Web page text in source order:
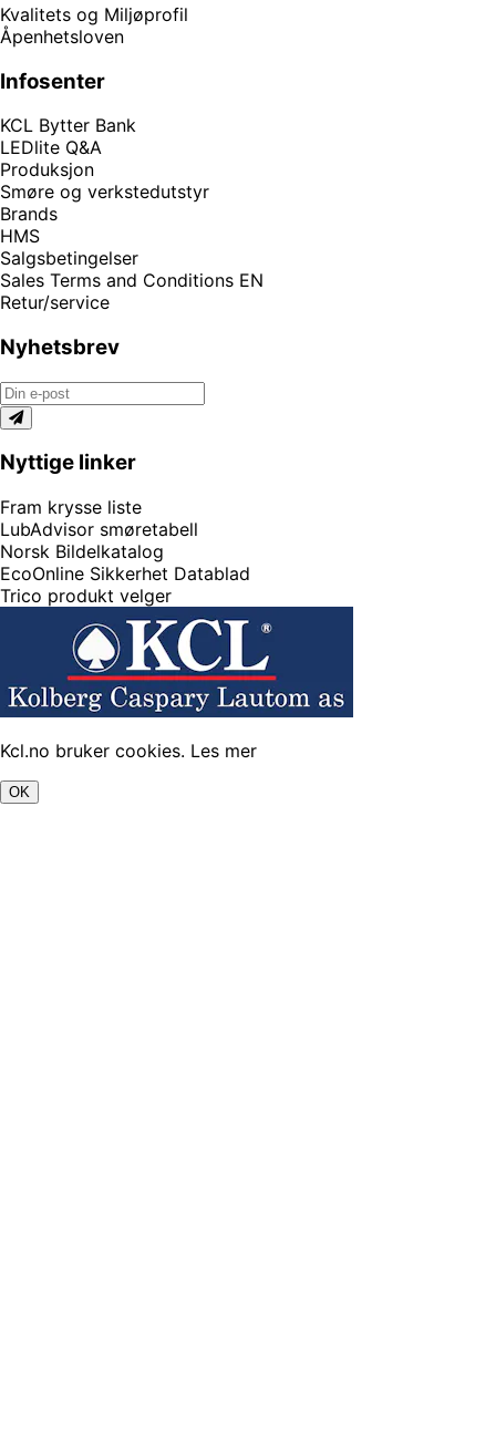
Kvalitets og Miljøprofil
Åpenhetsloven
Infosenter
KCL Bytter Bank
LEDlite Q&A
Produksjon
Smøre og verkstedutstyr
Brands
HMS
Salgsbetingelser
Sales Terms and Conditions EN
Retur/service
Nyhetsbrev
Nyttige linker
Fram krysse liste
LubAdvisor smøretabell
Norsk Bildelkatalog
EcoOnline Sikkerhet Datablad
Trico produkt velger
Kcl.no bruker cookies. Les mer
OK